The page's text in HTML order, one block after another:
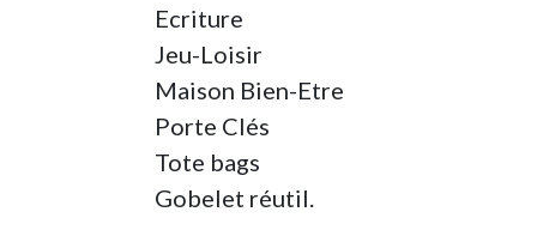
Ecriture
Jeu-Loisir
Maison Bien-Etre
Porte Clés
Tote bags
Gobelet réutil.